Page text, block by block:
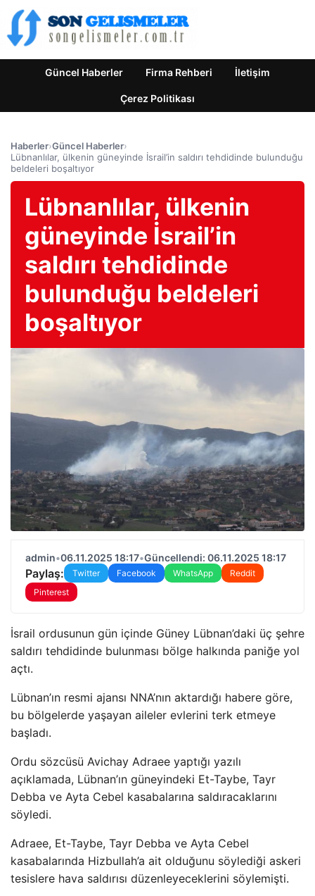
Güncel Haberler Firma Rehberi İletişim
Çerez Politikası
Haberler›Güncel Haberler›
Lübnanlılar, ülkenin güneyinde İsrail’in saldırı tehdidinde bulunduğu
beldeleri boşaltıyor
Lübnanlılar, ülkenin
güneyinde İsrail’in
saldırı tehdidinde
bulunduğu beldeleri
boşaltıyor
admin•06.11.2025 18:17•Güncellendi: 06.11.2025 18:17
Paylaş: Twitter Facebook WhatsApp
Reddit
Pinterest
İsrail ordusunun gün içinde Güney Lübnan’daki üç şehre
saldırı tehdidinde bulunması bölge halkında paniğe yol
açtı.
Lübnan’ın resmi ajansı NNA’nın aktardığı habere göre,
bu bölgelerde yaşayan aileler evlerini terk etmeye
başladı.
Ordu sözcüsü Avichay Adraee yaptığı yazılı
açıklamada, Lübnan’ın güneyindeki Et-Taybe, Tayr
Debba ve Ayta Cebel kasabalarına saldıracaklarını
söyledi.
Adraee, Et-Taybe, Tayr Debba ve Ayta Cebel
kasabalarında Hizbullah’a ait olduğunu söylediği askeri
tesislere hava saldırısı düzenleyeceklerini söylemişti.